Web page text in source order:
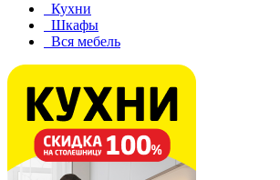
Кухни
Шкафы
Вся мебель